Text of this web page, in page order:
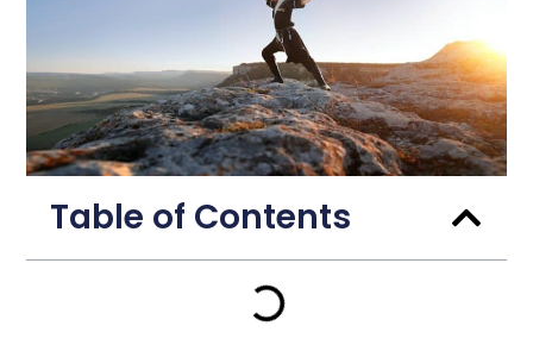
Table of Contents